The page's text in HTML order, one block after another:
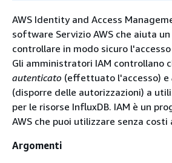
AWS Identity and Access
software Servizio AWS che aiuta
controllare in modo sicuro
Gli amministratori IAM controllano
autenticato (effettuato l'accesso) e
(disporre delle autorizzazioni) a
per le risorse InfluxDB. IAM è un
AWS che puoi utilizzare senza
Argomenti